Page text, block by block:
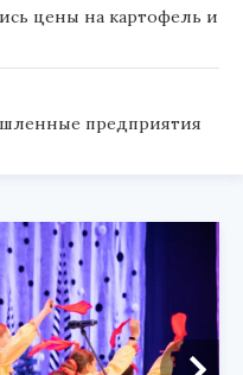
цены на картофель и
предприятия